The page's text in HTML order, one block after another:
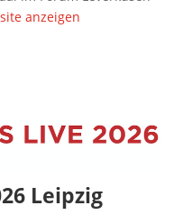
anzeigen
Leipzig